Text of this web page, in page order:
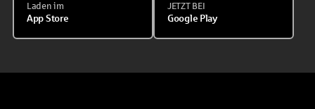
Laden im
App Store
JETZT BEI
Google Play